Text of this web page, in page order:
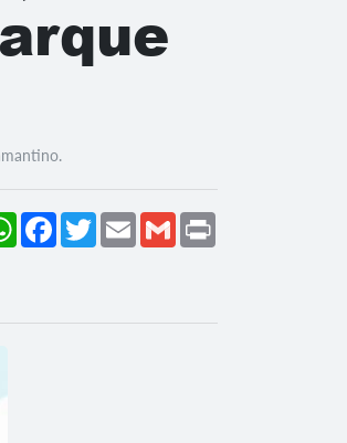
WhatsAppFacebook
TwitterEmail Gmail